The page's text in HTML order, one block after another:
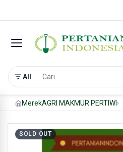
All
MerekAGRI MAKMUR PERTIWI
SOLD OUT